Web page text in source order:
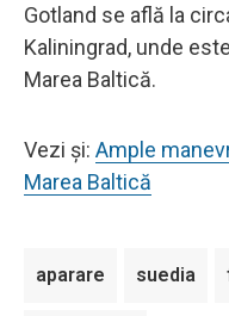
Gotland se află la
Kaliningrad, unde
Marea Baltică.
Vezi și: Ample
Marea Baltică
aparare suedia